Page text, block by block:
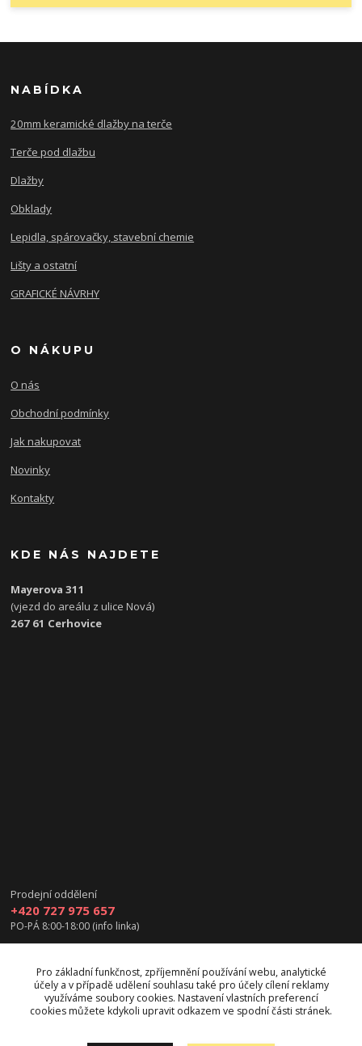
NABÍDKA
20mm keramické dlažby na terče
Terče pod dlažbu
Dlažby
Obklady
Lepidla, spárovačky, stavební chemie
Lišty a ostatní
GRAFICKÉ NÁVRHY
O NÁKUPU
O nás
Obchodní podmínky
Jak nakupovat
Novinky
Kontakty
KDE NÁS NAJDETE
Mayerova 311
(vjezd do areálu z ulice Nová)
267 61 Cerhovice
Prodejní oddělení
+420 727 975 657
PO-PÁ 8:00-18:00 (info linka)
Pro základní funkčnost, zpříjemnění používání webu, analytické
účely a v případě udělení souhlasu také pro účely cílení reklamy
využíváme soubory cookies. Nastavení vlastních preferencí
cookies můžete kdykoli upravit odkazem ve spodní části stránek.